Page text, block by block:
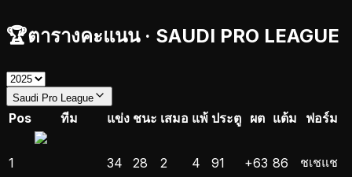
🏆ตารางคะแนน· SAUDI PRO LEAGUE
Saudi Pro League
Pos ทีม แข่ง ชนะ เสมอ แพ้ ประตู ผต แต้ม ฟอร์ม
1
34 28 2 4 91 +63 86 ชเชแช